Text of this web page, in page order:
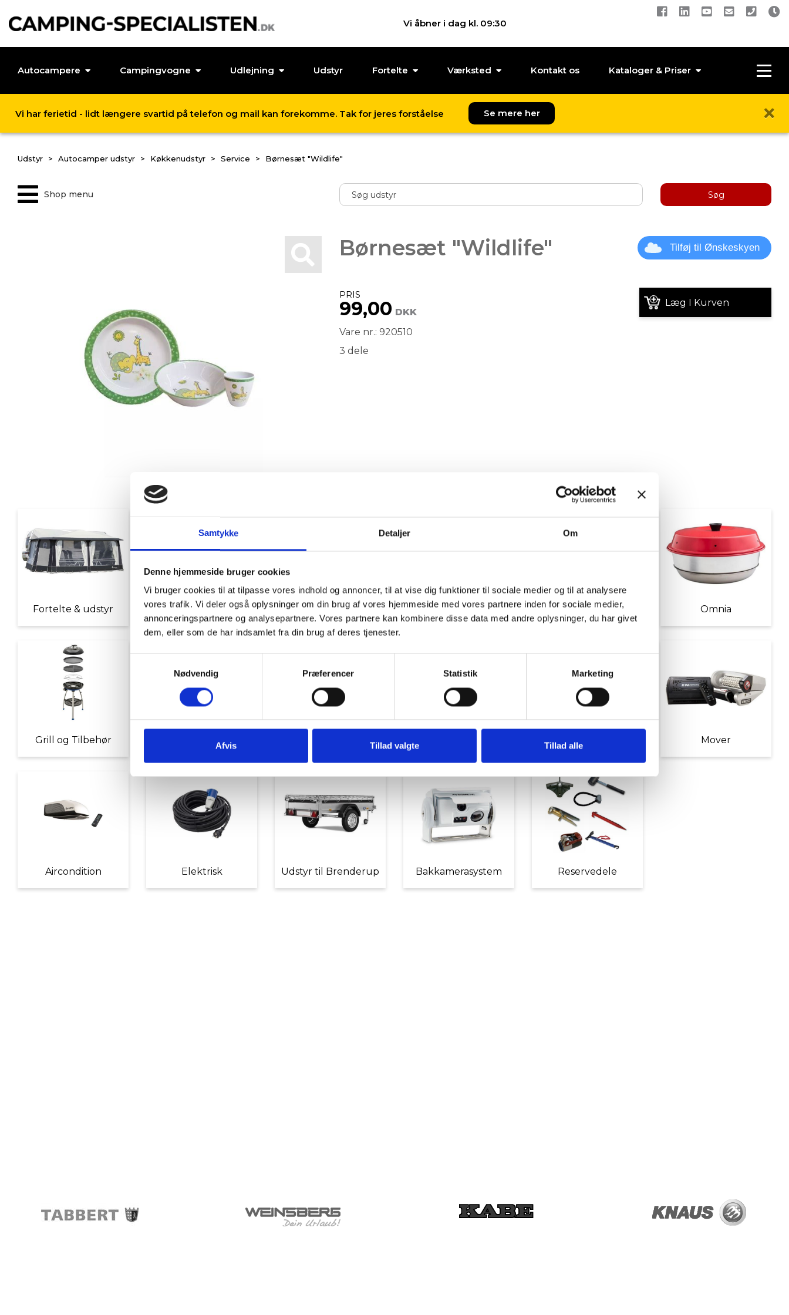
Samtykke Detaljer Om
Denne hjemmeside bruger cookies
Vi bruger cookies til at tilpasse vores indhold og annoncer, til at vise dig funktioner til sociale medier og til at analysere
vores trafik. Vi deler også oplysninger om din brug af vores hjemmeside med vores partnere inden for sociale medier,
annonceringspartnere og analysepartnere. Vores partnere kan kombinere disse data med andre oplysninger, du har givet
dem, eller som de har indsamlet fra din brug af deres tjenester.
Nødvendig
Præferencer Statistik Marketing
Afvis Tillad valgte Tillad alle
Vi åbner i dag kl. 09:30
Autocampere Campingvogne Udlejning Udstyr Fortelte Værksted Kontakt os Kataloger & Priser
Vi har ferietid - lidt længere svartid på telefon og mail kan forekomme. Tak for jeres forståelse Se mere her
Udstyr Autocamper udstyr Køkkenudstyr Service Børnesæt "Wildlife"
Shop menu Søg
Børnesæt "Wildlife" Tilføj til Ønskeskyen
PRIS
99,00 DKK
Læg I Kurven
Vare nr.: 920510
3 dele
Fortelte & udstyr Nyheder Tilbud Autocamper udstyr Møbler Omnia
Grill og Tilbehør Indvendigt Udstyr Udvendigt Udstyr Diverse tilbehør Mover
Aircondition Elektrisk Udstyr til Brenderup Bakkamerasystem Reservedele